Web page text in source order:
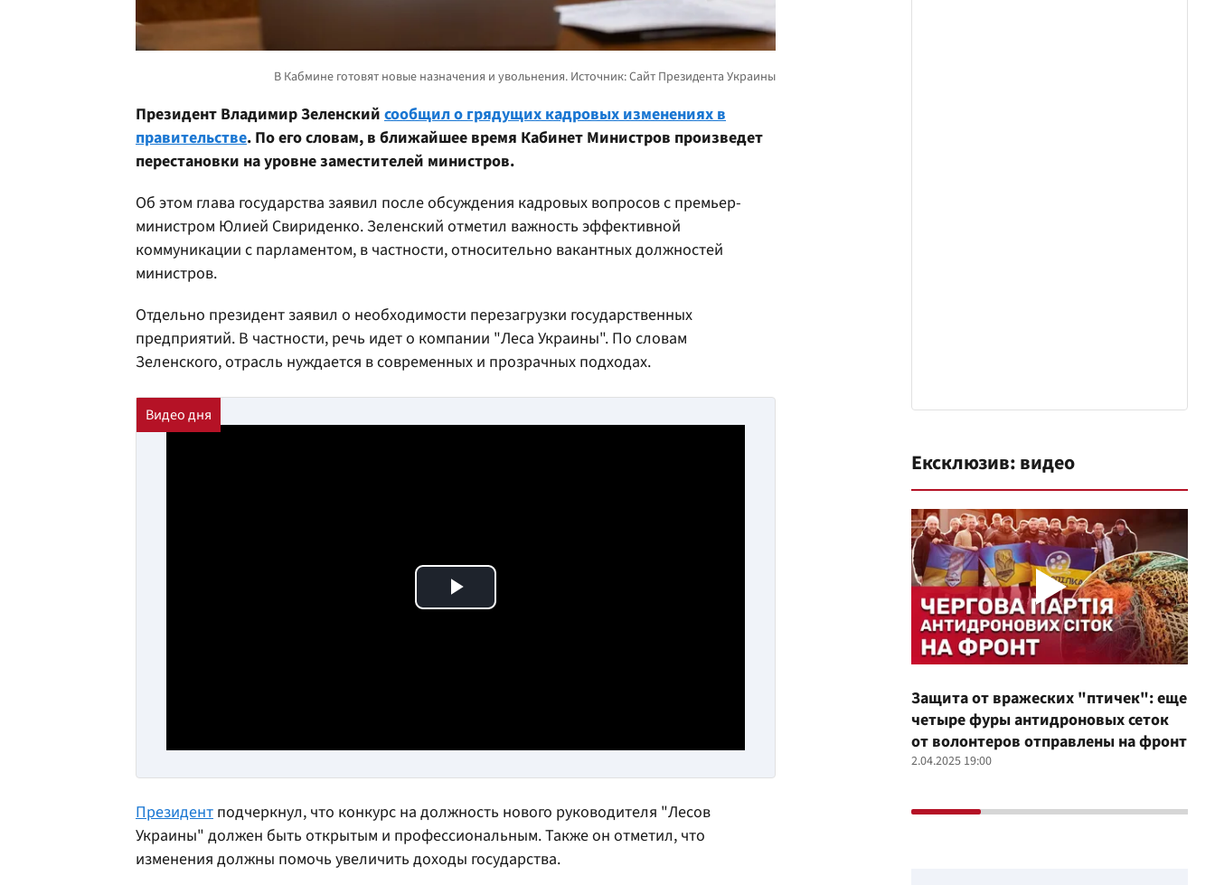
Президент Владимир Зеленский сообщил о грядущих кадровых изменениях в
правительстве. По его словам, в ближайшее время Кабинет Министров произведет
перестановки на уровне заместителей министров.
Об этом глава государства заявил после обсуждения кадровых вопросов с премьер-
министром Юлией Свириденко. Зеленский отметил важность эффективной
коммуникации с парламентом, в частности, относительно вакантных должностей
министров.
Отдельно президент заявил о необходимости перезагрузки государственных
предприятий. В частности, речь идет о компании "Леса Украины". По словам
Зеленского, отрасль нуждается в современных и прозрачных подходах.
Play Video
Президент подчеркнул, что конкурс на должность нового руководителя "Лесов
Украины" должен быть открытым и профессиональным. Также он отметил, что
изменения должны помочь увеличить доходы государства.
Ексклюзив: видео
Защита от вражеских "птичек": еще
четыре фуры антидроновых сеток
от волонтеров отправлены на фронт
2.04.2025 19:00